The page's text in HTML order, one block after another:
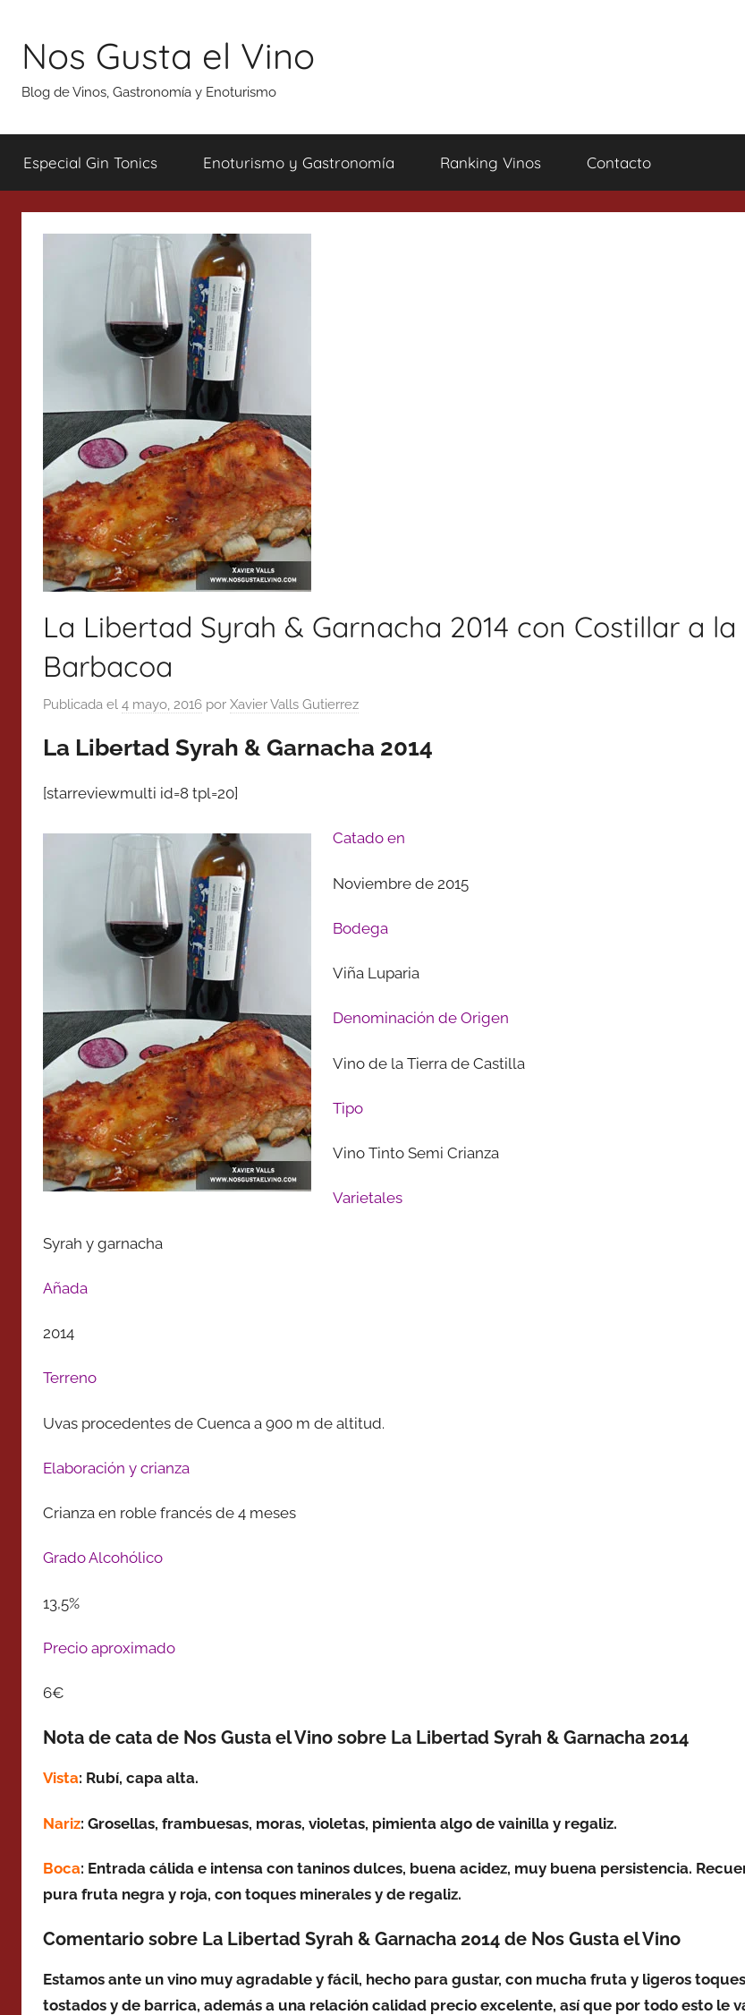
contenido
Nos Gusta el Vino
Blog de Vinos, Gastronomía y Enoturismo
Especial Gin Tonics Enoturismo y Gastronomía Ranking Vinos Contacto
La Libertad Syrah & Garnacha 2014 con Costillar a la
Barbacoa
Publicada el 4 mayo, 2016 por Xavier Valls Gutierrez
La Libertad Syrah & Garnacha 2014
[starreviewmulti id=8 tpl=20]
Catado en
Noviembre de 2015
Bodega
Viña Luparia
Denominación de Origen
Vino de la Tierra de Castilla
Tipo
Vino Tinto Semi Crianza
Varietales
Syrah y garnacha
Añada
2014
Terreno
Uvas procedentes de Cuenca a 900 m de altitud.
Elaboración y crianza
Crianza en roble francés de 4 meses
Grado Alcohólico
13,5%
Precio aproximado
6€
Nota de cata de Nos Gusta el Vino sobre La Libertad Syrah & Garnacha 2014
Vista: Rubí, capa alta.
Nariz: Grosellas, frambuesas, moras, violetas, pimienta algo de vainilla y regaliz.
Boca: Entrada cálida e intensa con taninos dulces, buena acidez, muy buena persistencia.
pura fruta negra y roja, con toques minerales y de regaliz.
Comentario sobre La Libertad Syrah & Garnacha 2014 de Nos Gusta el Vino
Estamos ante un vino muy agradable y fácil, hecho para gustar, con mucha fruta y ligeros toques
tostados y de barrica, además a una relación calidad precio excelente, así que por todo esto le